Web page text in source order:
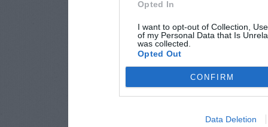
Opted In
I want to opt-out of Collection,
of my Personal Data that Is
was collected.
Opted Out
CONFIRM
Data Deletion